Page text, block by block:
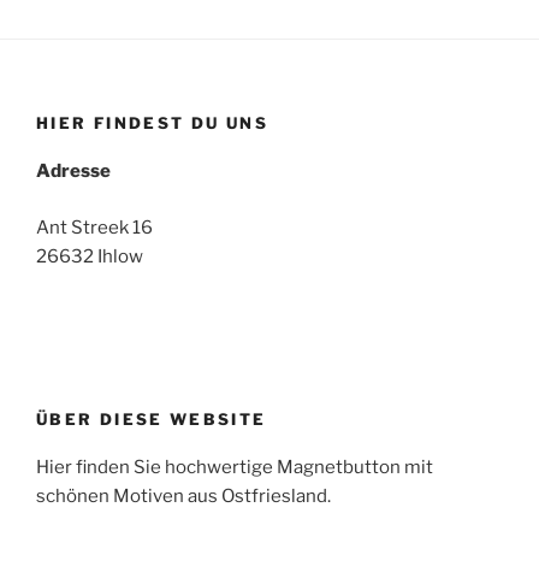
HIER FINDEST DU UNS
Adresse
Ant Streek 16
26632 Ihlow
ÜBER DIESE WEBSITE
Hier finden Sie hochwertige Magnetbutton mit
schönen Motiven aus Ostfriesland.